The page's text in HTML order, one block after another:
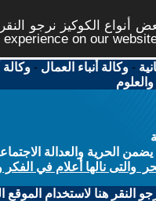
أنواع الكوكيز نرجو
on our
-وكالة أنباء العمال -وكالة
الحرية والعدالة
والتى نالها أعلام في الفكر
النقر هنا لاستخدام الموقع